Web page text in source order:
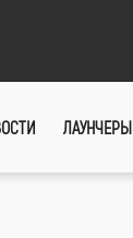
ЛАУНЧЕРЫ